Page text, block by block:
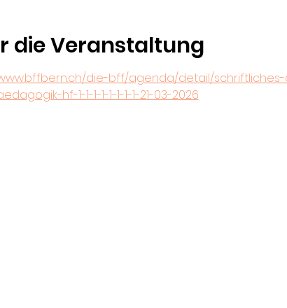
die Veranstaltung
die-bff/agenda/detail/
hf-1-1-1-1-1-1-1-1-21-03-2026